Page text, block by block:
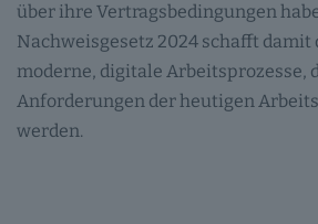
über ihre Vertragsbedingungen
Nachweisgesetz 2024 schafft
moderne, digitale Arbeitsprozesse,
Anforderungen der heutigen
werden.